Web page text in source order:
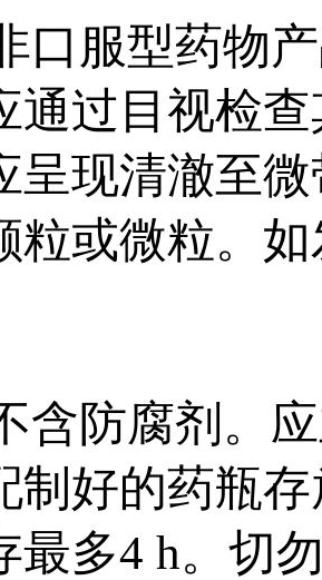
口服型药物
通过目视检
呈现清澈至
粒或微粒。
含防腐剂。
制好的药瓶
最多4 h。切